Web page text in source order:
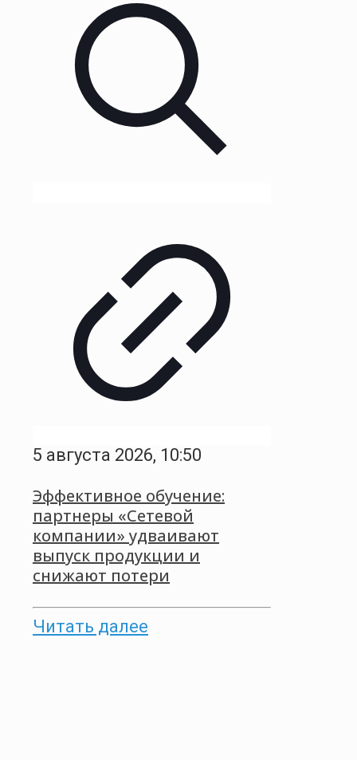
5 августа 2026, 10:50
Эффективное обучение:
партнеры «Сетевой
компании» удваивают
выпуск продукции и
снижают потери
Читать далее